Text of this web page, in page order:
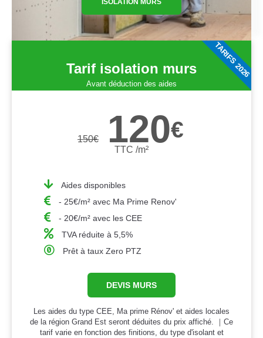
Tarif isolation murs
Avant déduction des aides
150€ 120€
TTC /m²
Aides disponibles
- 25€/m² avec Ma Prime Renov'
- 20€/m² avec les CEE
TVA réduite à 5,5%
Prêt à taux Zero PTZ
DEVIS MURS
Les aides du type CEE, Ma prime Rénov' et aides locales
de la région Grand Est seront déduites du prix affiché. ｜Ce
tarif varie en fonction des finitions, du type d'isolant et
TARIFS 2026